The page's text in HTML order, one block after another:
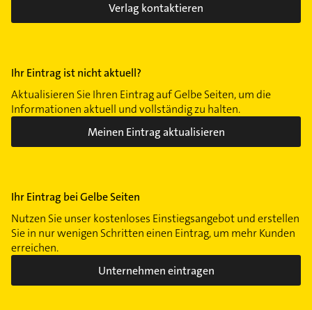
Verlag kontaktieren
Ihr Eintrag ist nicht aktuell?
Aktualisieren Sie Ihren Eintrag auf Gelbe Seiten, um die
Informationen aktuell und vollständig zu halten.
Meinen Eintrag aktualisieren
Ihr Eintrag bei Gelbe Seiten
Nutzen Sie unser kostenloses Einstiegsangebot und erstellen
Sie in nur wenigen Schritten einen Eintrag, um mehr Kunden
erreichen.
Unternehmen eintragen